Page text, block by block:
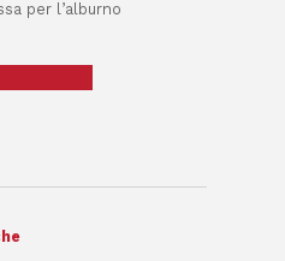
per l’alburno